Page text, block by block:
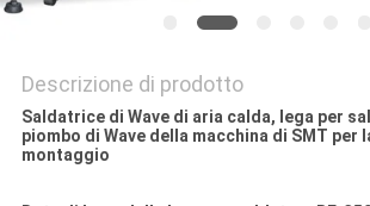
Descrizione di prodotto
Saldatrice di Wave di aria calda, lega per
piombo di Wave della macchina di SMT per
montaggio